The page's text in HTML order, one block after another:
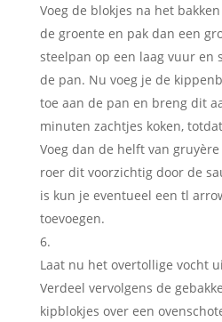
Voeg de blokjes na het
de groente en pak dan een
steelpan op een laag vuur en
de pan. Nu voeg je de
toe aan de pan en breng dit
minuten zachtjes koken,
Voeg dan de helft van
roer dit voorzichtig door de
is kun je eventueel een tl
toevoegen.
Laat nu het overtollige vocht
Verdeel vervolgens de
kipblokjes over een